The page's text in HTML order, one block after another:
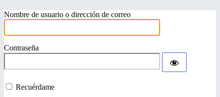
Nombre de usuario o dirección de correo
Contraseña
Recuérdame